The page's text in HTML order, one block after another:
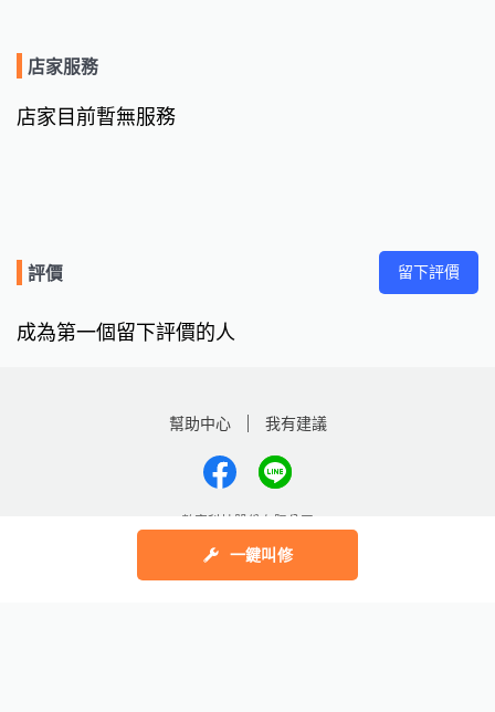
一鍵叫修
店家服務
店家目前暫無服務
評價 留下評價
成為第一個留下評價的人
幫助中心 我有建議
數字科技股份有限公司
Copyright © 2025 by Addcn Technology Co., Ltd. All Rights reserved